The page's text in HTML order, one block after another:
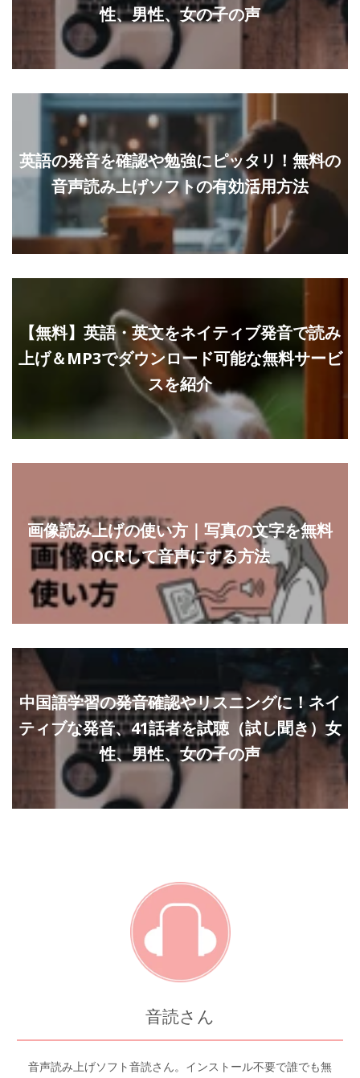
性、男性、女の子の声
英語の発音を確認や勉強にピッタリ！無料の
音声読み上げソフトの有効活用方法
【無料】英語・英文をネイティブ発音で読み
上げ＆MP3でダウンロード可能な無料サービ
スを紹介
画像読み上げの使い方｜写真の文字を無料
OCRして音声にする方法
中国語学習の発音確認やリスニングに！ネイ
ティブな発音、41話者を試聴（試し聞き）女
性、男性、女の子の声
音読さん
音声読み上げソフト音読さん。インストール不要で誰でも無